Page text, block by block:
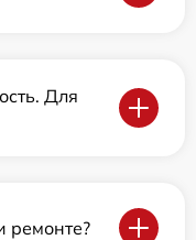
Для
ремонте?